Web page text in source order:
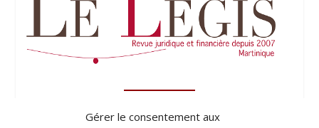
Gérer le consentement aux